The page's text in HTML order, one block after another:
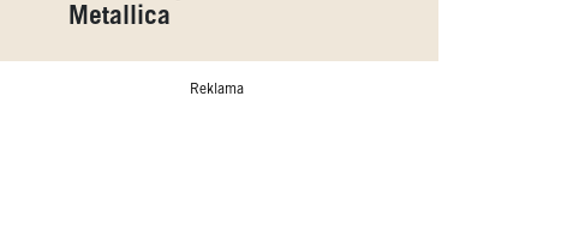
Metallica
Reklama